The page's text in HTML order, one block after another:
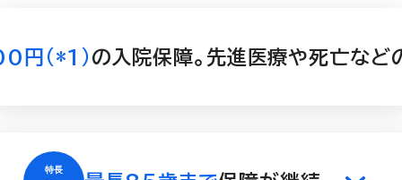
円(*1)の入院保障。先進医療や死亡など